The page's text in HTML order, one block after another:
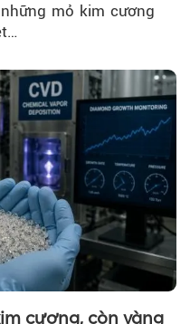
mỏ kim cương
cương, còn vàng